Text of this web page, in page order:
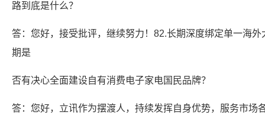
路到底是什么？
答：您好，接受批评，继续努力！82.长期深度绑定单一海
期是
否有决心全面建设自有消费电子家电国民品牌？
答：您好，立讯作为摆渡人，持续发挥自身优势，服务市场